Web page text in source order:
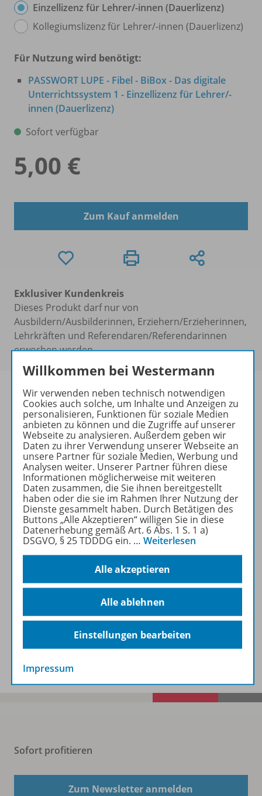
Einzellizenz für Lehrer/-innen (Dauerlizenz)
Kollegiumslizenz für Lehrer/-innen (Dauerlizenz)
Für Nutzung wird benötigt:
PASSWORT LUPE - Fibel - BiBox - Das digitale
Unterrichtssystem 1 - Einzellizenz für Lehrer/-
innen (Dauerlizenz)
Sofort verfügbar
5,00 €
Zum Kauf anmelden
Exklusiver Kundenkreis
Dieses Produkt darf nur von
Ausbildern/Ausbilderinnen, Erziehern/Erzieherinnen,
Lehrkräften und Referendaren/Referendarinnen
erworben werden.
Produktinformationen
Beschreibung
Lizenzbedingungen
Zugehörige Produkte
Benachrichtigungs-Service
Veranstaltungen
Sofort profitieren
Zum Newsletter anmelden
Willkommen bei Westermann
Wir verwenden neben technisch notwendigen
Cookies auch solche, um Inhalte und Anzeigen zu
personalisieren, Funktionen für soziale Medien
anbieten zu können und die Zugriffe auf unserer
Webseite zu analysieren. Außerdem geben wir
Daten zu ihrer Verwendung unserer Webseite an
unsere Partner für soziale Medien, Werbung und
Analysen weiter. Unserer Partner führen diese
Informationen möglicherweise mit weiteren
Daten zusammen, die Sie ihnen bereitgestellt
haben oder die sie im Rahmen Ihrer Nutzung der
Dienste gesammelt haben. Durch Betätigen des
Buttons „Alle Akzeptieren“ willigen Sie in diese
Datenerhebung gemäß Art. 6 Abs. 1 S. 1 a)
DSGVO, § 25 TDDDG ein. … Weiterlesen
Alle akzeptieren
Alle ablehnen
Einstellungen bearbeiten
Impressum